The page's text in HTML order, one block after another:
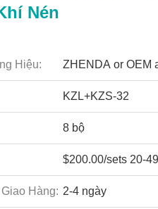
Nén
Hiệu: ZHENDA or OEM
KZL+KZS-32
8 bộ
$200.00/sets 20-
Hàng: 2-4 ngày